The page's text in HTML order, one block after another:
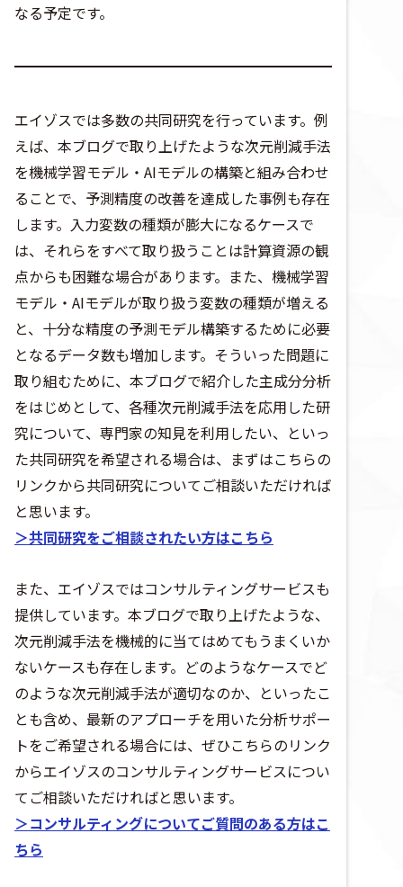
なる予定です。
エイゾスでは多数の共同研究を行っています。例
えば、本ブログで取り上げたような次元削減手法
を機械学習モデル・AIモデルの構築と組み合わせ
ることで、予測精度の改善を達成した事例も存在
します。入力変数の種類が膨大になるケースで
は、それらをすべて取り扱うことは計算資源の観
点からも困難な場合があります。また、機械学習
モデル・AIモデルが取り扱う変数の種類が増える
と、十分な精度の予測モデル構築するために必要
となるデータ数も増加します。そういった問題に
取り組むために、本ブログで紹介した主成分分析
をはじめとして、各種次元削減手法を応用した研
究について、専門家の知見を利用したい、といっ
た共同研究を希望される場合は、まずはこちらの
リンクから共同研究についてご相談いただければ
と思います。
＞共同研究をご相談されたい方はこちら
また、エイゾスではコンサルティングサービスも
提供しています。本ブログで取り上げたような、
次元削減手法を機械的に当てはめてもうまくいか
ないケースも存在します。どのようなケースでど
のような次元削減手法が適切なのか、といったこ
とも含め、最新のアプローチを用いた分析サポー
トをご希望される場合には、ぜひこちらのリンク
からエイゾスのコンサルティングサービスについ
てご相談いただければと思います。
＞コンサルティングについてご質問のある方はこ
ちら